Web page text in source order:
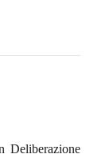
Deliberazione